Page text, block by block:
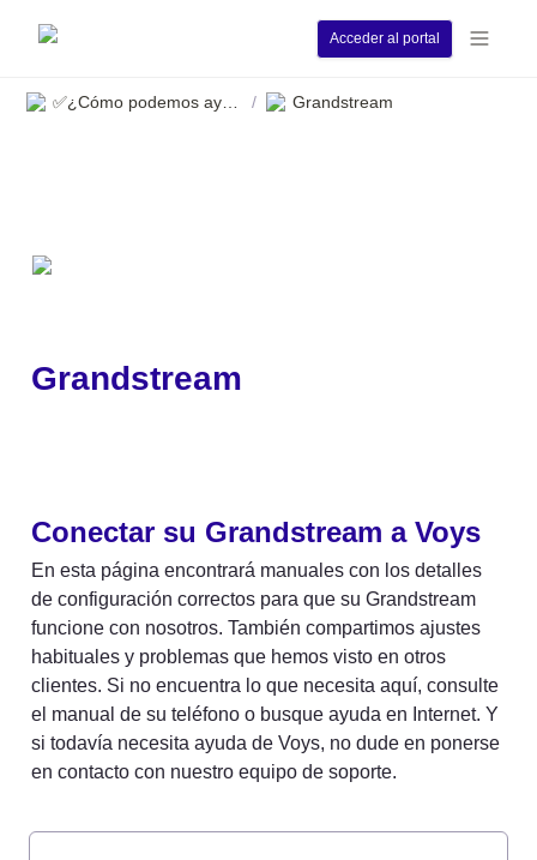
Acceder al portal
/ Grandstream
Grandstream
Conectar su Grandstream a Voys
En esta página encontrará manuales con los detalles
de configuración correctos para que su Grandstream
funcione con nosotros. También compartimos ajustes
habituales y problemas que hemos visto en otros
clientes. Si no encuentra lo que necesita aquí, consulte
el manual de su teléfono o busque ayuda en Internet. Y
si todavía necesita ayuda de Voys, no dude en ponerse
en contacto con nuestro equipo de soporte.